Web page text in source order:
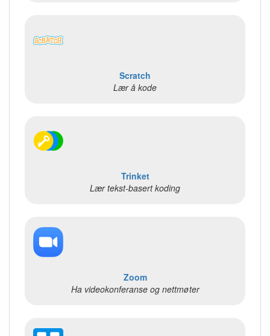
Scratch
Lær å kode
Trinket
Lær tekst-basert koding
Zoom
Ha videokonferanse og nettmøter